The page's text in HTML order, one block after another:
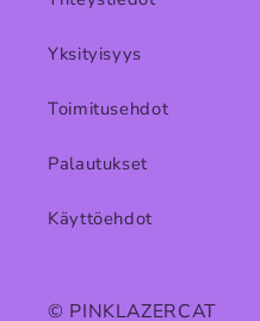
Yksityisyys
Toimitusehdot
Palautukset
Käyttöehdot
© PINKLAZERCAT